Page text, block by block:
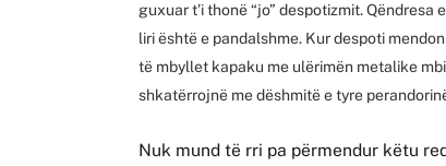
guxuar t’i thonë “jo” despotizmit.
liri është e pandalshme. Kur despoti
të mbyllet kapaku me ulërimën metalike
shkatërrojnë me dëshmitë e tyre
Nuk mund të rri pa përmendur këtu